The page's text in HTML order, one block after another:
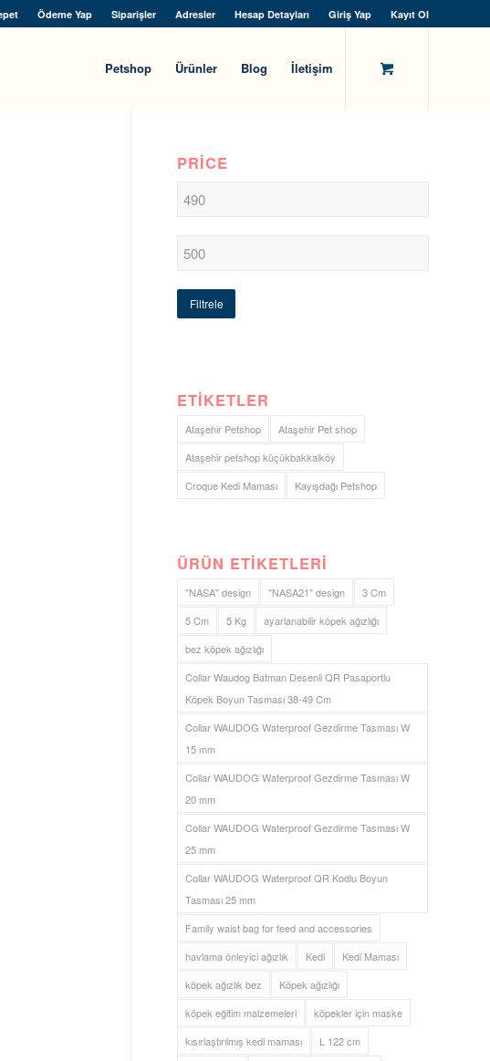
Ödeme Yap Siparişler Adresler Hesap Detayları Giriş Yap Kayıt Ol
Petshop Ürünler Blog İletişim
PRICE
Filtrele
ETIKETLER
Ataşehir Petshop
Ataşehir Pet shop
Ataşehir petshop küçükbakkalköy
Croque Kedi Maması
Kayışdağı Petshop
ÜRÜN ETIKETLERI
"NASA" design "NASA21" design
3 Cm
5 Cm
5 Kg
ayarlanabilir köpek ağızlığı
bez köpek ağızlığı
Collar Waudog Batman Desenli QR Pasaportlu
Köpek Boyun Tasması 38-49 Cm
Collar WAUDOG Waterproof Gezdirme Tasması W
15 mm
Collar WAUDOG Waterproof Gezdirme Tasması W
20 mm
Collar WAUDOG Waterproof Gezdirme Tasması W
25 mm
Collar WAUDOG Waterproof QR Kodlu Boyun
Tasması 25 mm
Family waist bag for feed and accessories
havlama önleyici ağızlık
Kedi
Kedi Maması
köpek ağızlık bez
Köpek ağızlığı
köpek eğitim malzemeleri
köpekler için maske
kısırlaştırılmış kedi maması
L 122 cm